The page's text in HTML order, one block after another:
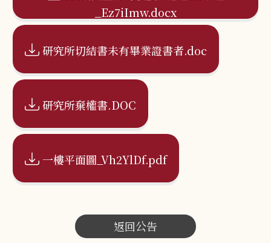
_Ez7iImw.docx
研究所切結書未有畢業證書者.doc
研究所棄權書.DOC
一樓平面圖_Vh2YlDf.pdf
返回公告